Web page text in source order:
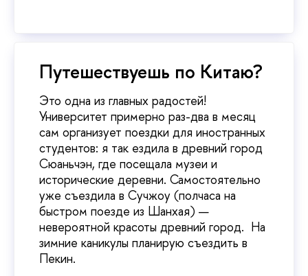
Путешествуешь по Китаю?
Это одна из главных радостей!
Университет примерно раз-два в месяц
сам организует поездки для иностранных
студентов: я так ездила в древний город
Сюаньчэн, где посещала музеи и
исторические деревни. Самостоятельно
уже съездила в Сучжоу (полчаса на
быстром поезде из Шанхая) —
невероятной красоты древний город. На
зимние каникулы планирую съездить в
Пекин.